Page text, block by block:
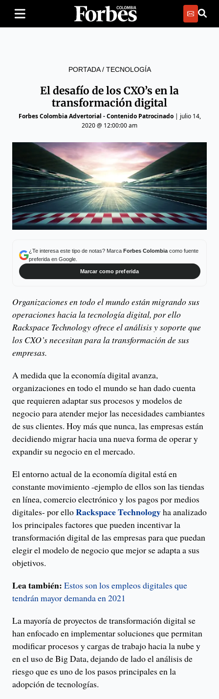
PORTADA/ TECNOLOGÍA
El desafío de los CXO’s en la
transformación digital
Forbes Colombia Advertorial - Contenido Patrocinado| julio 14,
2020 @ 12:00:00 am
¿Te interesa este tipo de notas? Marca Forbes Colombiacomo fuente
preferida en Google.
Marcar como preferida
Organizaciones en todo el mundo están migrando sus
operaciones hacia la tecnología digital, por ello
Rackspace Technology ofrece el análisis y soporte que
los CXO’s necesitan para la transformación de sus
empresas.
A medida que la economía digital avanza,
organizaciones en todo el mundo se han dado cuenta
que requieren adaptar sus procesos y modelos de
negocio para atender mejor las necesidades cambiantes
de sus clientes. Hoy más que nunca, las empresas están
decidiendo migrar hacia una nueva forma de operar y
expandir su negocio en el mercado.
El entorno actual de la economía digital está en
constante movimiento -ejemplo de ellos son las tiendas
en línea, comercio electrónico y los pagos por medios
digitales- por elloRackspace Technologyha analizado
los principales factores que pueden incentivar la
transformación digital de las empresas para que puedan
elegir el modelo de negocio que mejor se adapta a sus
objetivos.
Lea también: Estos son los empleos digitales que
tendrán mayor demanda en 2021
La mayoría de proyectos de transformación digital se
han enfocado en implementar soluciones que permitan
modificar procesos y cargas de trabajo hacia la nube y
en el uso de Big Data, dejando de lado el análisis de
riesgo que es uno de los pasos principales en la
adopción de tecnologías.